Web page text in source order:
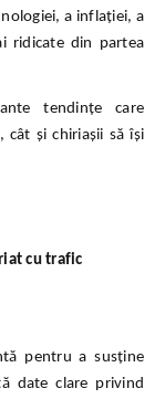
a inflației, a
ridicate din partea
tendințe care
cât și chiriașii să își
cu trafic
pentru a susține
date clare privind